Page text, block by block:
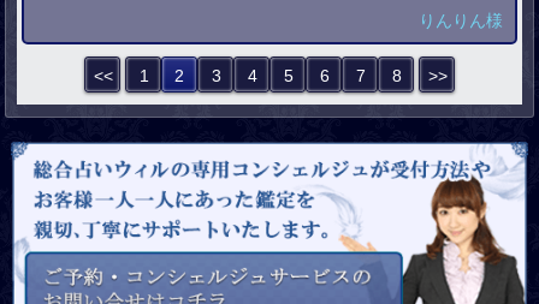
りんりん様
<< 1 2 3 4 5 6 7 8 >>